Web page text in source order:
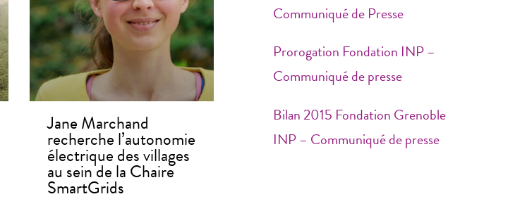
Jane Marchand
recherche l’autonomie
électrique des villages
au sein de la Chaire
SmartGrids
Communiqué de Presse
Prorogation Fondation INP –
Communiqué de presse
Bilan 2015 Fondation Grenoble
INP – Communiqué de presse